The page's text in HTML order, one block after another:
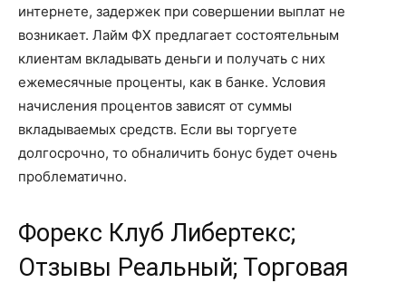
интернете, задержек при совершении выплат не
возникает. Лайм ФХ предлагает состоятельным
клиентам вкладывать деньги и получать с них
ежемесячные проценты, как в банке. Условия
начисления процентов зависят от суммы
вкладываемых средств. Если вы торгуете
долгосрочно, то обналичить бонус будет очень
проблематично.
Форекс Клуб Либертекс;
Отзывы Реальный; Торговая